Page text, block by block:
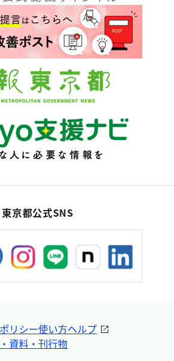
東京都公式SNS
リシー使い方ヘルプ
資料・刊行物